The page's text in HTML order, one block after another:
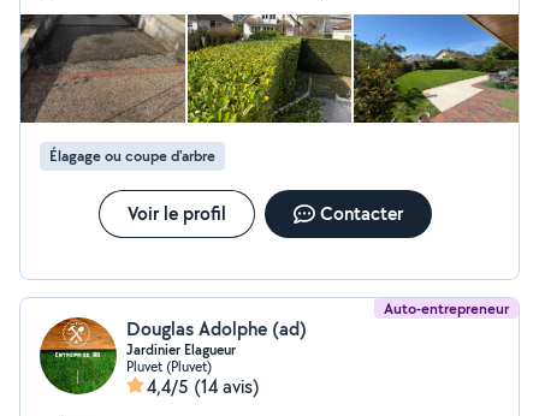
gracieux et très gentil ...
Élagage ou coupe d'arbre
Voir le profil Contacter
Auto-entrepreneur
Douglas Adolphe (ad)
Jardinier Elagueur
Pluvet (Pluvet)
4,4/5 (14 avis)